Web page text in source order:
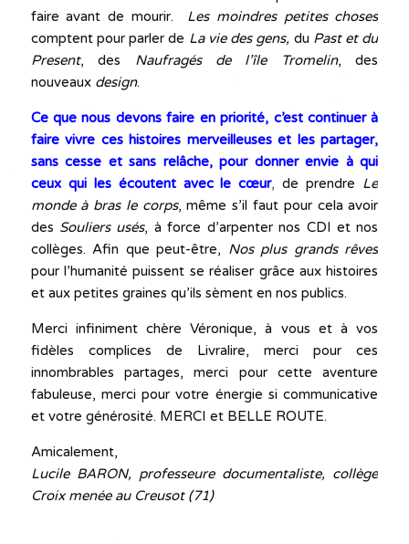
faire avant de mourir. Les moindres petites choses
comptent pour parler de La vie des gens, du Past et du
Present, des Naufragés de l’île Tromelin, des
nouveaux design.
Ce que nous devons faire en priorité, c’est continuer à
faire vivre ces histoires merveilleuses et les partager,
sans cesse et sans relâche, pour donner envie à qui
ceux qui les écoutent avec le cœur,de prendre Le
monde à bras le corps, même s’il faut pour cela avoir
des Souliers usés, à force d’arpenter nos CDI et nos
collèges. Afin que peut-être, Nos plus grands rêves
pour l’humanité puissent se réaliser grâce aux histoires
et aux petites graines qu’ils sèment en nos publics.
Merci infiniment chère Véronique, à vous et à vos
fidèles complices de Livralire, merci pour ces
innombrables partages, merci pour cette aventure
fabuleuse, merci pour votre énergie si communicative
et votre générosité. MERCI et BELLE ROUTE.
Amicalement,
Lucile BARON, professeure documentaliste, collège
Croix menée au Creusot (71)